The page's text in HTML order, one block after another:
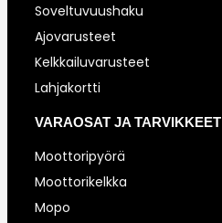
Soveltuvuushaku
Ajovarusteet
Kelkkailuvarusteet
Lahjakortti
VARAOSAT JA TARVIKKEET
Moottoripyörä
Moottorikelkka
Mopo